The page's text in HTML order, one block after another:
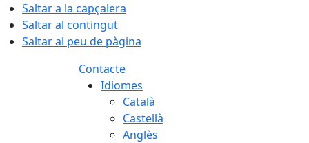
Saltar a la capçalera
Saltar al contingut
Saltar al peu de pàgina
Contacte
Idiomes
Català
Castellà
Anglès